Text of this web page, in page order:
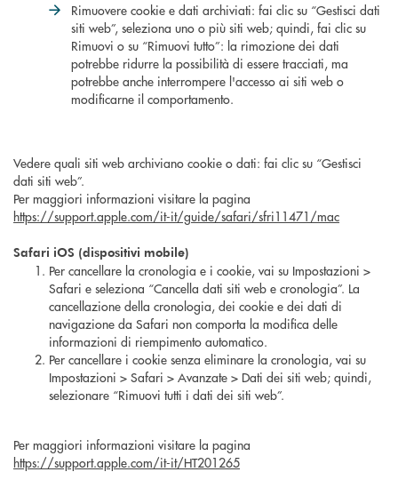
Rimuovere cookie e dati archiviati: fai clic su “Gestisci dati
siti web”, seleziona uno o più siti web; quindi, fai clic su
Rimuovi o su “Rimuovi tutto”: la rimozione dei dati
potrebbe ridurre la possibilità di essere tracciati, ma
potrebbe anche interrompere l'accesso ai siti web o
modificarne il comportamento.
Vedere quali siti web archiviano cookie o dati: fai clic su “Gestisci
dati siti web”.
Per maggiori informazioni visitare la pagina
https://support.apple.com/it-it/guide/safari/sfri11471/mac
Safari iOS (dispositivi mobile)
Per cancellare la cronologia e i cookie, vai su Impostazioni >
Safari e seleziona “Cancella dati siti web e cronologia”. La
cancellazione della cronologia, dei cookie e dei dati di
navigazione da Safari non comporta la modifica delle
informazioni di riempimento automatico.
Per cancellare i cookie senza eliminare la cronologia, vai su
Impostazioni > Safari > Avanzate > Dati dei siti web; quindi,
selezionare “Rimuovi tutti i dati dei siti web”.
Per maggiori informazioni visitare la pagina
https://support.apple.com/it-it/HT201265